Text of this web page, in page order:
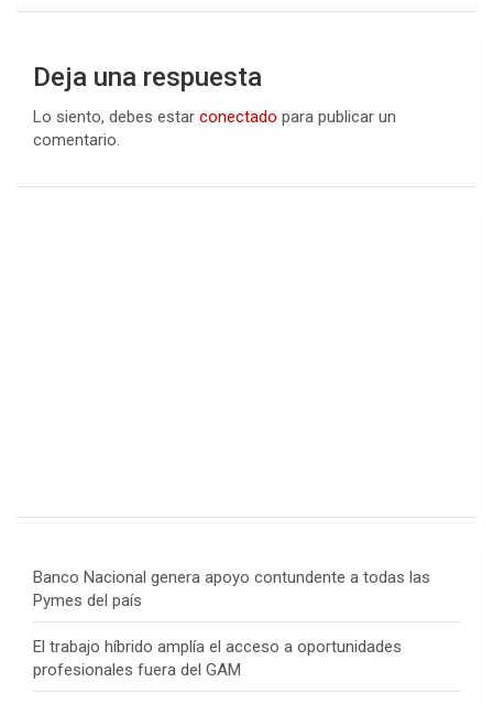
Deja una respuesta
Lo siento, debes estar conectado para publicar un
comentario.
Banco Nacional genera apoyo contundente a todas las
Pymes del país
El trabajo híbrido amplía el acceso a oportunidades
profesionales fuera del GAM